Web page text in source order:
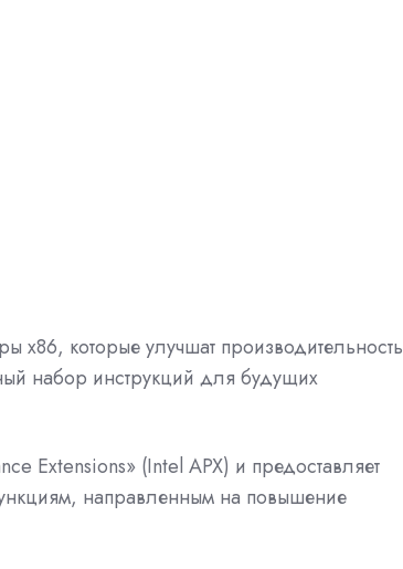
x86, которые улучшат производительность
набор инструкций для будущих
Extensions» (Intel APX) и предоставляет
направленным на повышение